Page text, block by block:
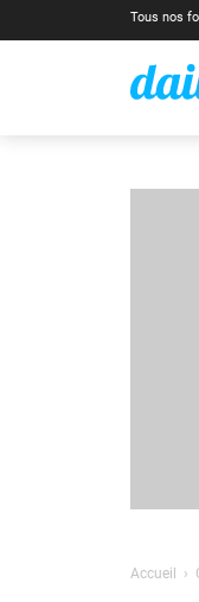
Tous nos
Accueil